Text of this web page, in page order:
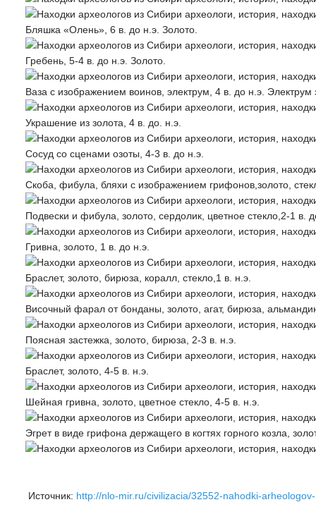
Бляшка «Олень», 6 в. до н.э. Золото.
Гребень, 5-4 в. до н.э. Золото.
Ваза с изображением воинов, электрум, 4 в. до н.э.
Украшение из золота, 4 в. до. н.э.
Сосуд со сценами озоты, 4-3 в. до н.э.
Скоба, фибула, бляхи с изображением грифонов,золото,
Подвески и фибула, золото, сердолик, цветное стекло,2-1 в.
Гривна, золото, 1 в. до н.э.
Браслет, золото, бирюза, коралл, стекло,1 в. н.э.
Височный фарал от бонданы, золото, агат, бирюза,
Поясная застежка, золото, бирюза, 2-3 в. н.э.
Браслет, золото, 4-5 в. н.э.
Шейная гривна, золото, цветное стекло, 4-5 в. н.э.
Эгрет в виде грифона держащего в когтях горного козла,
Источник: http://nlo-mir.ru/civilizacia/32552-nahodki-